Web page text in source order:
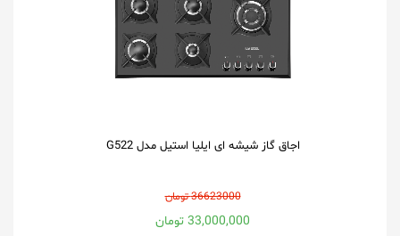
اجاق گاز شیشه ای ایلیا استیل مدل G522
36623000 تومان
33,000,000 تومان